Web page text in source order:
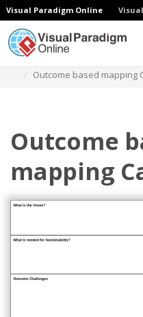
Visual Paradigm Online
Outcome based mapping
Outcome
mapping